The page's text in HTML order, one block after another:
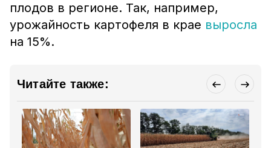
плодов в регионе. Так, например,
урожайность картофеля в крае выросла
на 15%.
Читайте также: